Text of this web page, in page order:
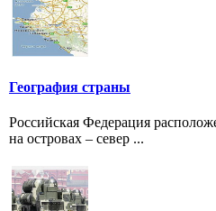
География страны
Российская Федерация
на островах – север ...